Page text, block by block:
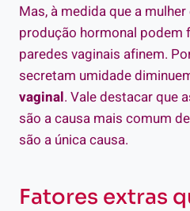
Mas, à medida que a
produção hormonal podem
paredes vaginais afinem.
secretam umidade
vaginal. Vale destacar que
são a causa mais comum
são a única causa.
Fatores extras